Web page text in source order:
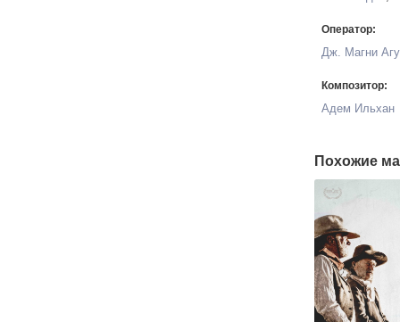
Оператор:
Дж. Магни
Композитор:
Адем Ильхан
Похожие